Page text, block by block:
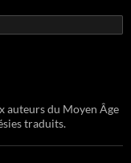
auteurs du Moyen Âge
traduits.